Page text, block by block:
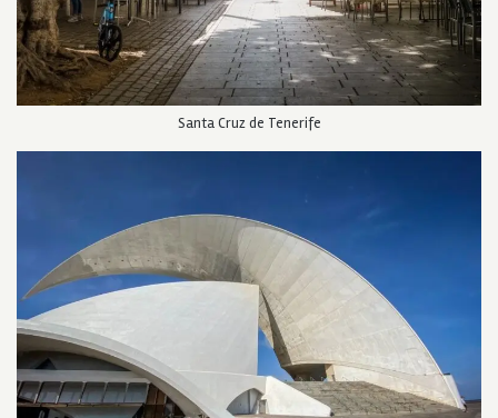
Santa Cruz de Tenerife